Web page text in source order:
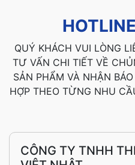
QUÝ KHÁCH VUI LÒNG
TƯ VẤN CHI TIẾT VỀ
SẢN PHẨM VÀ NHẬN
HỢP THEO TỪNG NHU
CÔNG TY TNHH